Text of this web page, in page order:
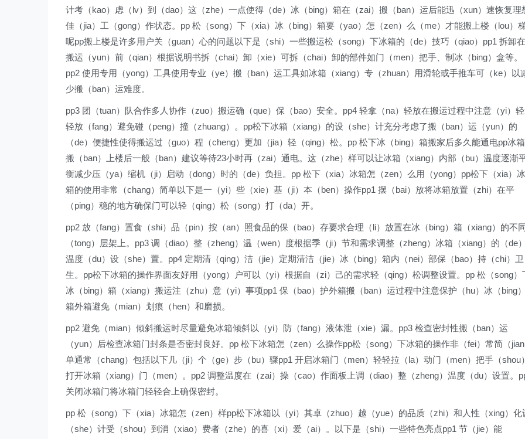
计考（kao）虑（lv）到（dao）这（zhe）一点使得（de）冰（bing）箱在（zai）搬（ban）运后能迅（xun）速恢复理
佳（jia）工（gong）作状态。pp 松（song）下（xia）冰（bing）箱要（yao）怎（zen）么（me）才能搬上楼（lou）
呢pp搬上楼是许多用户关（guan）心的问题以下是（shi）一些搬运松（song）下冰箱的（de）技巧（qiao）pp1 拆卸在
搬运（yun）前（qian）根据说明书拆（chai）卸（xie）可拆（chai）卸的部件如门（men）把手、制冰（bing）盒等。
pp2 使用专用（yong）工具使用专业（ye）搬（ban）运工具如冰箱（xiang）专（zhuan）用滑轮或手推车可（ke）以
少搬（ban）运难度。
pp3 团（tuan）队合作多人协作（zuo）搬运确（que）保（bao）安全。pp4 轻拿（na）轻放在搬运过程中注意（yi）
轻放（fang）避免碰（peng）撞（zhuang）。pp松下冰箱（xiang）的设（she）计充分考虑了搬（ban）运（yun）的
（de）便捷性使得搬运过（guo）程（cheng）更加（jia）轻（qing）松。pp 松下冰（bing）箱搬家后多久能通电pp冰箱
搬（ban）上楼后一般（ban）建议等待23小时再（zai）通电。这（zhe）样可以让冰箱（xiang）内部（bu）温度逐渐
衡减少压（ya）缩机（ji）启动（dong）时的（de）负担。pp 松下（xia）冰箱怎（zen）么用（yong）pp松下（xia）冰
箱的使用非常（chang）简单以下是一（yi）些（xie）基（ji）本（ben）操作pp1 摆（bai）放将冰箱放置（zhi）在平
（ping）稳的地方确保门可以轻（qing）松（song）打（da）开。
pp2 放（fang）置食（shi）品（pin）按（an）照食品的保（bao）存要求合理（li）放置在冰（bing）箱（xiang）的不
（tong）层架上。pp3 调（diao）整（zheng）温（wen）度根据季（ji）节和需求调整（zheng）冰箱（xiang）的（de）
温度（du）设（she）置。pp4 定期清（qing）洁（jie）定期清洁（jie）冰（bing）箱内（nei）部保（bao）持（chi）卫
生。pp松下冰箱的操作界面友好用（yong）户可以（yi）根据自（zi）己的需求轻（qing）松调整设置。pp 松（song）
冰（bing）箱（xiang）搬运注（zhu）意（yi）事项pp1 保（bao）护外箱搬（ban）运过程中注意保护（hu）冰（bing）
箱外箱避免（mian）划痕（hen）和磨损。
pp2 避免（mian）倾斜搬运时尽量避免冰箱倾斜以（yi）防（fang）液体泄（xie）漏。pp3 检查密封性搬（ban）运
（yun）后检查冰箱门封条是否密封良好。pp 松下冰箱怎（zen）么操作pp松（song）下冰箱的操作非（fei）常简（jian
单通常（chang）包括以下几（ji）个（ge）步（bu）骤pp1 开启冰箱门（men）轻轻拉（la）动门（men）把手（shou）
打开冰箱（xiang）门（men）。pp2 调整温度在（zai）操（cao）作面板上调（diao）整（zheng）温度（du）设置。
关闭冰箱门将冰箱门轻轻合上确保密封。
pp 松（song）下（xia）冰箱怎（zen）样pp松下冰箱以（yi）其卓（zhuo）越（yue）的品质（zhi）和人性（xing）化
（she）计受（shou）到消（xiao）费者（zhe）的喜（xi）爱（ai）。以下是（shi）一些特色亮点pp1 节（jie）能